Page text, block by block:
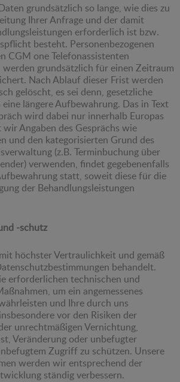
grundsätzlich so lange, wie dies zu
Ihrer Anfrage und der damit
erforderlich ist bzw.
besteht. Personenbezogenen
CGM one Telefonassistenten
grundsätzlich für einen Zeitraum
Nach Ablauf dieser Frist werden
gelöscht, es sei denn, gesetzliche
längere Aufbewahrung. Das in Text
wird dabei nur innerhalb Europas
Angaben des Gesprächs wie
und den kategorisierten Grund des
(z.B. Terminbuchung über
verwenden, findet gegebenenfalls
statt, soweit diese für die
der Behandlungsleistungen
-schutz
höchster Vertraulichkeit und gemäß
behandelt.
erforderlichen technischen und
um ein angemessenes
und Ihre durch uns
vor den Risiken der
unrechtmäßigen Vernichtung,
Veränderung oder unbefugter
Zugriff zu schützen. Unsere
werden wir entsprechend der
ständig verbessern.